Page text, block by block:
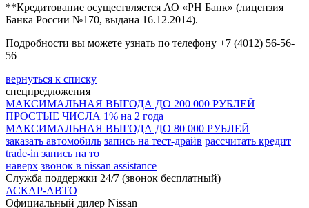
**Кредитование осуществляется АО «РН Банк» (лицензия
Банка Росcии №170, выдана 16.12.2014).
Подробности вы можете узнать по телефону +7 (4012) 56-56-
56
вернуться к списку
спецпредложения
МАКСИМАЛЬНАЯ ВЫГОДА ДО 200 000 РУБЛЕЙ
ПРОСТЫЕ ЧИСЛА 1% на 2 года
МАКСИМАЛЬНАЯ ВЫГОДА ДО 80 000 РУБЛЕЙ
заказать автомобиль запись на тест-драйв рассчитать кредит
trade-in запись на то
наверх звонок в nissan assistance
Служба поддержки 24/7 (звонок бесплатный)
АСКАР-АВТО
Официальный дилер Nissan